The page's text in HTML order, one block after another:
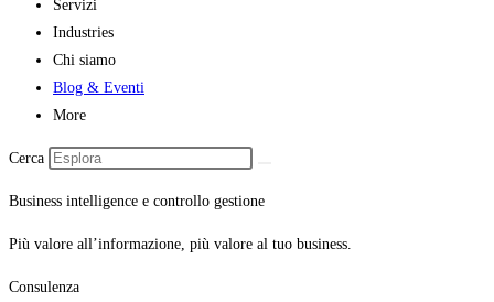
Servizi
Industries
Chi siamo
Blog & Eventi
More
Cerca
Business intelligence e controllo gestione
Più valore all’informazione, più valore al tuo business.
Consulenza